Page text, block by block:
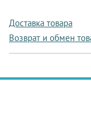
Доставка товара
Возврат и обмен